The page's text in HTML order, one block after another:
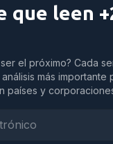
que leen
el próximo? Cada
más importante
países y